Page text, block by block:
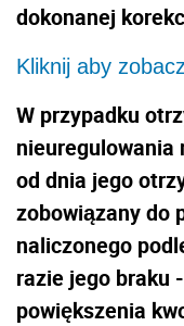
dokonanej
Kliknij aby
W przypadku
nieuregulowania
od dnia jego
zobowiązany do
naliczonego
razie jego braku
powiększenia